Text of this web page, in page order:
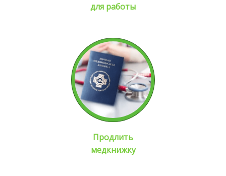
для работы
Продлить
медкнижку